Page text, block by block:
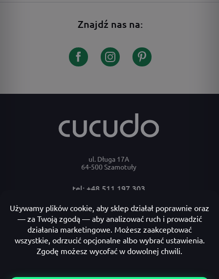
Znajdź nas na:
ul. Długa 17A
64-500 Szamotuły
tel: +48 511 197 303
Moje konto